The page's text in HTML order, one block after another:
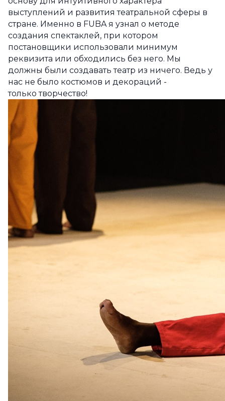
выступлений и развития театральной сферы в
стране. Именно в FUBA я узнал о методе
создания спектаклей, при котором
постановщики использовали минимум
реквизита или обходились без него. Мы
должны были создавать театр из ничего. Ведь у
нас не было костюмов и декораций -
только творчество!